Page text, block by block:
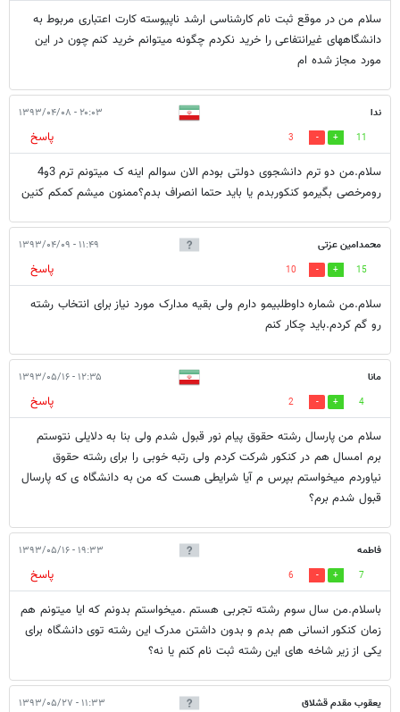
سلام من در موقع ثبت نام کارشناسی ارشد ناپیوسته کارت اعتباری مربوط به
دانشگاههای غیرانتفاعی را خرید نکردم چگونه میتوانم خرید کنم چون در این
مورد مجاز شده ام
ندا ۲۰:۰۳ - ۱۳۹۳/۰۴/۰۸
11
3
پاسخ
سلام.من دو ترم دانشجوی دولتی بودم الان سوالم اینه ک میتونم ترم 3و4
رومرخصی بگیرمو کنکوربدم یا باید حتما انصراف بدم؟ممنون میشم کمکم کنین
محمدامین عزتی ۱۱:۴۹ - ۱۳۹۳/۰۴/۰۹
15
10
پاسخ
سلام.من شماره داوطلبیمو دارم ولی بقیه مدارک مورد نیاز برای انتخاب رشته
رو گم کردم.باید چکار کنم
مانا ۱۲:۳۵ - ۱۳۹۳/۰۵/۱۶
4
2
پاسخ
سلام من پارسال رشته حقوق پیام نور قبول شدم ولی بنا به دلایلی نتوستم
برم امسال هم در کنکور شرکت کردم ولی رتبه خوبی را برای رشته حقوق
نیاوردم میخواستم بپرس م آیا شرایطی هست که من به دانشگاه ی که پارسال
قبول شدم برم؟
فاطمه ۱۹:۳۳ - ۱۳۹۳/۰۵/۱۶
7
6
پاسخ
باسلام.من سال سوم رشته تجربی هستم .میخواستم بدونم که ایا میتونم هم
زمان کنکور انسانی هم بدم و بدون داشتن مدرک این رشته توی دانشگاه برای
یکی از زیر شاخه های این رشته ثبت نام کنم یا نه؟
یعقوب مقدم قشلاق ۱۱:۳۳ - ۱۳۹۳/۰۵/۲۷